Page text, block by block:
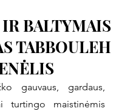
BALTYMAIS
TABBOULEH
gauvaus, gardaus,
turtingo maistinėmis